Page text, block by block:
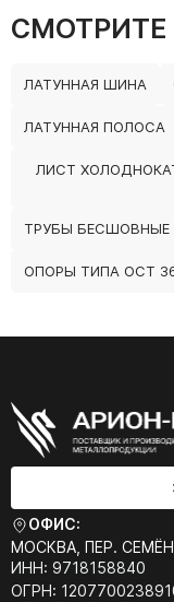
ЛАТУННАЯ ШИНА
ЛАТУННАЯ ПОЛОСА
ЛИСТ
ТРУБЫ БЕСШОВНЫЕ
ОПОРЫ ТИПА ОСТ
ОФИС:
МОСКВА, ПЕР.
ИНН: 9718158840
ОГРН: